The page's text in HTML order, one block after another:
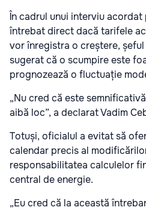
În cadrul unui interviu
întrebat direct dacă tarifele
vor înregistra o creștere,
sugerat că o scumpire este
prognozează o fluctuație
„Nu cred că este
aibă loc”, a declarat Vadim
Totuși, oficialul a evitat să
calendar precis al
responsabilitatea calculelor
central de energie.
„Eu cred că la această